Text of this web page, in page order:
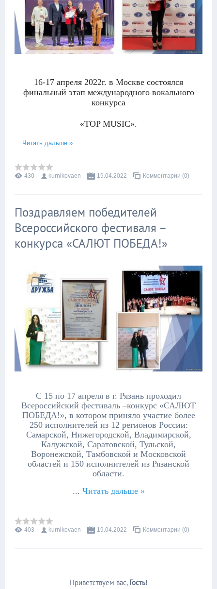
16-17 апреля 2022г. в Москве состоялся
финальный этап международного вокального
конкурса
«TOP MUSIC».
... Читать дальше »
430 kurnikovaen 19.04.2022 Комментарии (0)
Поздравляем победителей
Всероссийского фестиваля –
конкурса «САЛЮТ ПОБЕДА!»
С 15 по 17 апреля в г. Рязань проходил
Всероссийский фестиваль –конкурс «САЛЮТ
ПОБЕДА!», в котором приняло участие более
250 исполнителей из 12 регионов России:
Самарской, Нижегородской, Владимирской,
Калужской, Саратовской, Тульской,
Воронежской, Тамбовской и Московской
областей и 150 исполнителей из Рязанской
области.
... Читать дальше »
403 kurnikovaen 19.04.2022 Комментарии (0)
Приветствуем вас, Гость!